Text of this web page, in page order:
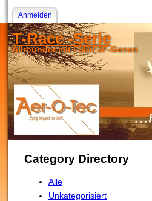
Anmelden
T-Race -Serie
Allrounder mit F3B/F3F-Genen
Category Directory
Alle
Unkategorisiert